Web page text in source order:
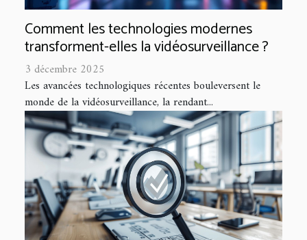
Comment les technologies modernes
transforment-elles la vidéosurveillance ?
3 décembre 2025
Les avancées technologiques récentes bouleversent le
monde de la vidéosurveillance, la rendant...